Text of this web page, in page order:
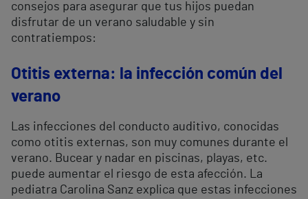
consejos para asegurar que tus hijos puedan
disfrutar de un verano saludable y sin
contratiempos:
Otitis externa: la infección común del
verano
Las infecciones del conducto auditivo, conocidas
como otitis externas, son muy comunes durante el
verano. Bucear y nadar en piscinas, playas, etc.
puede aumentar el riesgo de esta afección. La
pediatra Carolina Sanz explica que estas infecciones